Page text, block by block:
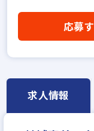
研修制度あり
応募
求人情報